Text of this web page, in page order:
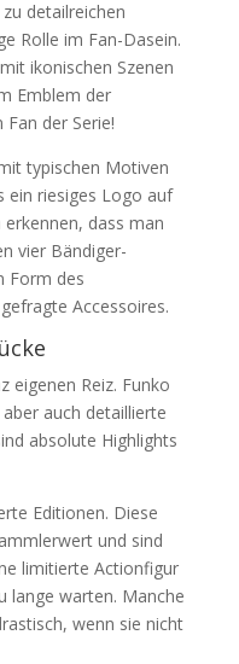
detailreichen
Rolle im Fan-Dasein.
ikonischen Szenen
Emblem der
der Serie!
typischen Motiven
ein riesiges Logo auf
dass man
vier Bändiger-
Form des
Accessoires.
eigenen Reiz. Funko
auch detaillierte
absolute Highlights
Editionen. Diese
und sind
limitierte Actionfigur
lange warten. Manche
wenn sie nicht